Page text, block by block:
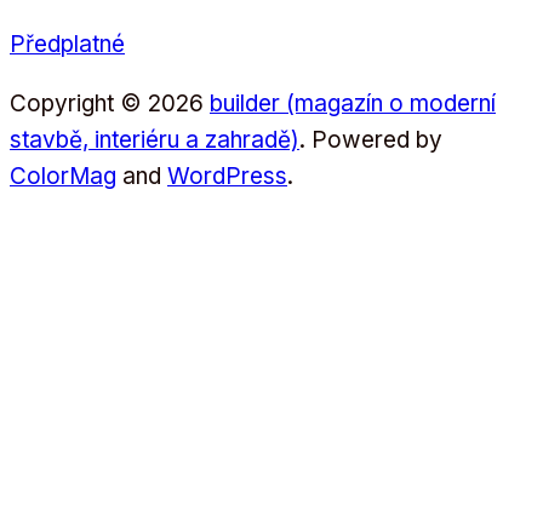
Předplatné
Copyright © 2026 builder (magazín o moderní
stavbě, interiéru a zahradě). Powered by
ColorMag and WordPress.